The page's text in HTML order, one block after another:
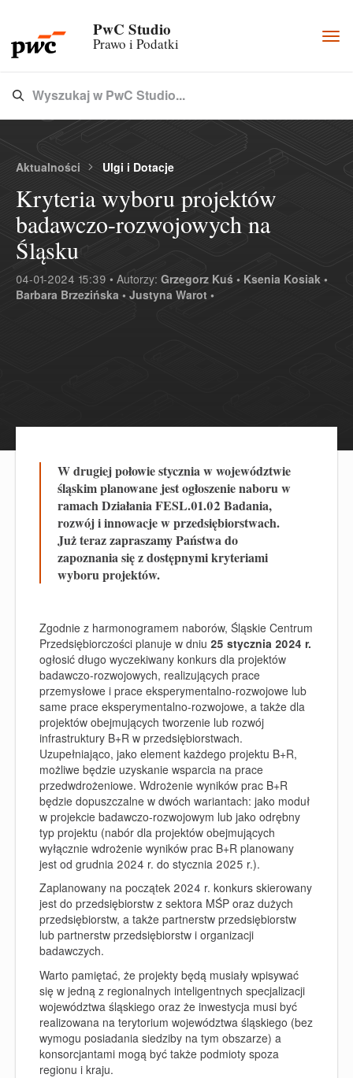
PwC Studio
Prawo i Podatki
Type 3 or more characters for results.
Wyszukaj w PwC Studio...
Aktualności Ulgi i Dotacje
Kryteria wyboru projektów
badawczo-rozwojowych na
Śląsku
04-01-2024 15:39 • Autorzy: Grzegorz Kuś • Ksenia Kosiak •
Barbara Brzezińska • Justyna Warot •
W drugiej połowie stycznia w województwie
śląskim planowane jest ogłoszenie naboru w
ramach Działania FESL.01.02 Badania,
rozwój i innowacje w przedsiębiorstwach.
Już teraz zapraszamy Państwa do
zapoznania się z dostępnymi kryteriami
wyboru projektów.
Zgodnie z harmonogramem naborów, Śląskie Centrum
Przedsiębiorczości planuje w dniu 25 stycznia 2024 r.
ogłosić długo wyczekiwany konkurs dla projektów
badawczo-rozwojowych, realizujących prace
przemysłowe i prace eksperymentalno-rozwojowe lub
same prace eksperymentalno-rozwojowe, a także dla
projektów obejmujących tworzenie lub rozwój
infrastruktury B+R w przedsiębiorstwach.
Uzupełniająco, jako element każdego projektu B+R,
możliwe będzie uzyskanie wsparcia na prace
przedwdrożeniowe. Wdrożenie wyników prac B+R
będzie dopuszczalne w dwóch wariantach: jako moduł
w projekcie badawczo-rozwojowym lub jako odrębny
typ projektu (nabór dla projektów obejmujących
wyłącznie wdrożenie wyników prac B+R planowany
jest od grudnia 2024 r. do stycznia 2025 r.).
Zaplanowany na początek 2024 r. konkurs skierowany
jest do przedsiębiorstw z sektora MŚP oraz dużych
przedsiębiorstw, a także partnerstw przedsiębiorstw
lub partnerstw przedsiębiorstw i organizacji
badawczych.
Warto pamiętać, że projekty będą musiały wpisywać
się w jedną z regionalnych inteligentnych specjalizacji
województwa śląskiego oraz że inwestycja musi być
realizowana na terytorium województwa śląskiego (bez
wymogu posiadania siedziby na tym obszarze) a
konsorcjantami mogą być także podmioty spoza
regionu i kraju.